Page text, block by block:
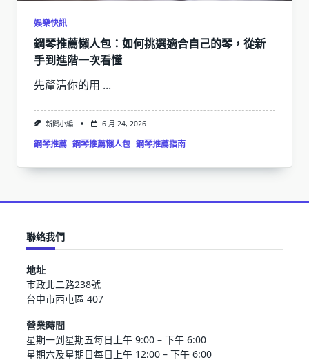
娛樂快訊
鋼琴推薦懶人包：如何挑選適合自己的琴，從新
手到進階一次看懂
先釐清你的用 ...
新聞小編 6 月 24, 2026
鋼琴推薦 鋼琴推薦懶人包 鋼琴推薦指南
聯絡我們
地址
市政北二路238號
台中市西屯區 407
營業時間
星期一到星期五每日上午 9:00 – 下午 6:00
星期六及星期日每日上午 12:00 – 下午 6:00